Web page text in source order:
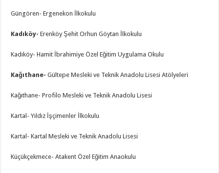
Güngören- Ergenekon İlkokulu
Kadıköy- Erenköy Şehit Orhun Göytan İlkokulu
Kadıköy- Hamit İbrahimiye Özel Eğitim Uygulama Okulu
Kağıthane- Gültepe Mesleki ve Teknik Anadolu Lisesi Atölyeleri
Kağıthane- Profilo Mesleki ve Teknik Anadolu Lisesi
Kartal- Yıldız İşçimenler İlkokulu
Kartal- Kartal Mesleki ve Teknik Anadolu Lisesi
Küçükçekmece- Atakent Özel Eğitim Anaokulu